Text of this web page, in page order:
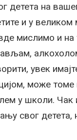
детета на
и у
мислимо и на
увек
може
у школи. Чак
свог детета,